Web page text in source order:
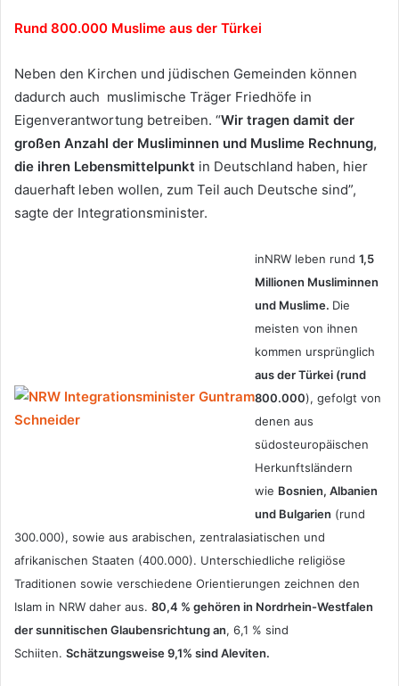
Rund 800.000 Muslime aus der Türkei
Neben den Kirchen und jüdischen Gemeinden können
dadurch auch muslimische Träger Friedhöfe in
Eigenverantwortung betreiben. “Wir tragen damit der
großen Anzahl der Musliminnen und Muslime Rechnung,
die ihren Lebensmittelpunkt in Deutschland haben, hier
dauerhaft leben wollen, zum Teil auch Deutsche sind”,
sagte der Integrationsminister.
inNRW leben rund 1,5
Millionen Musliminnen
und Muslime. Die
meisten von ihnen
kommen ursprünglich
aus der Türkei (rund
800.000), gefolgt von
denen aus
südosteuropäischen
Herkunftsländern
wie Bosnien, Albanien
und Bulgarien (rund
300.000), sowie aus arabischen, zentralasiatischen und
afrikanischen Staaten (400.000). Unterschiedliche religiöse
Traditionen sowie verschiedene Orientierungen zeichnen den
Islam in NRW daher aus. 80,4 % gehören in Nordrhein-Westfalen
der sunnitischen Glaubensrichtung an, 6,1 % sind
Schiiten. Schätzungsweise 9,1% sind Aleviten.